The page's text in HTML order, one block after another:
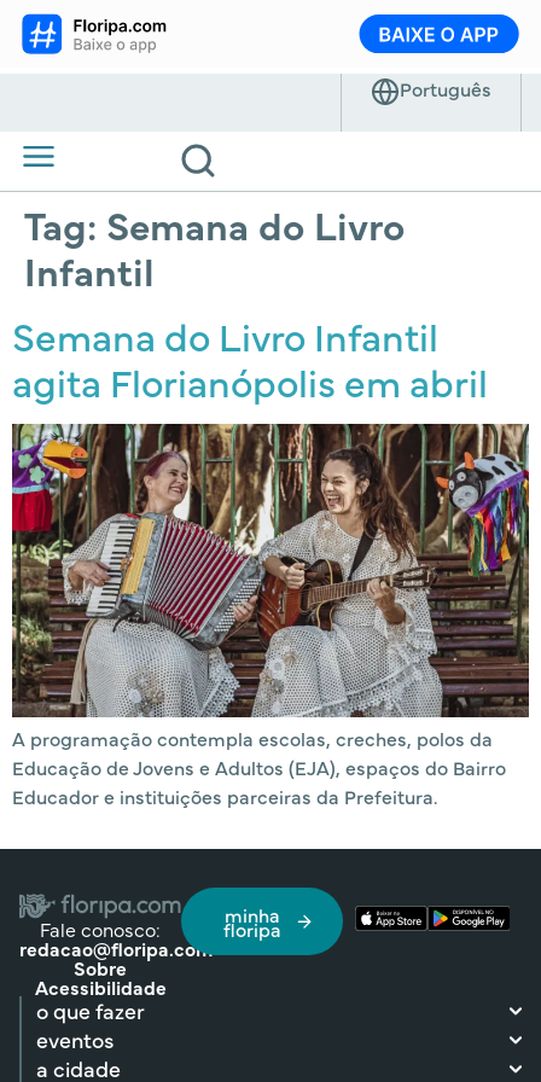
Tag: Semana do Livro
Infantil
Semana do Livro Infantil
agita Florianópolis em abril
A programação contempla escolas, creches, polos da
Educação de Jovens e Adultos (EJA), espaços do Bairro
Educador e instituições parceiras da Prefeitura.
Fale conosco:
redacao@floripa.com
Sobre
Acessibilidade
minha
floripa
o que fazer
eventos
a cidade